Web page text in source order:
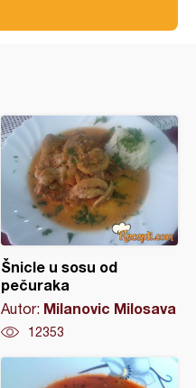
Šnicle u sosu od
pečuraka
Autor: Milanovic Milosava
12353